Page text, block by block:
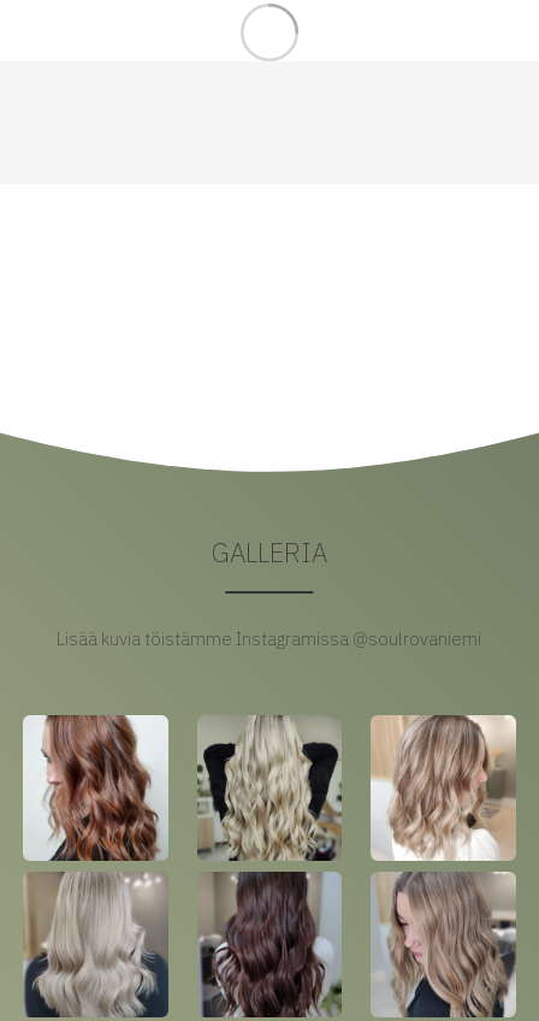
GALLERIA
Lisää kuvia töistämme Instagramissa @soulrovaniemi